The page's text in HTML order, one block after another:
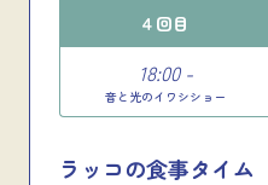
４回目
18:00 -
音と光のイワシショー
ラッコの食事タイム